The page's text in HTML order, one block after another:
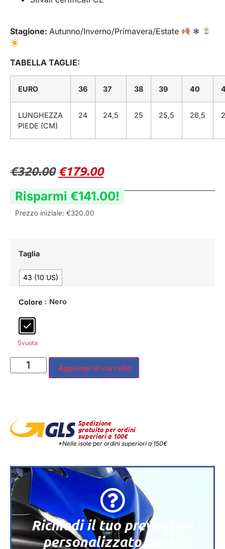
Stagione: Autunno/Inverno/Primavera/Estate ❄
TABELLA TAGLIE:
EURO 36 37 38 39 40
LUNGHEZZA
PIEDE (CM)
24 24,5 25 25,5 26,5
€320.00 €179.00
Risparmi €141.00!
Prezzo iniziale: €320.00
Taglia
43 (10 US)
Colore : Nero
Svuota
Aggiungi al carrello
Spedizione
gratuita per ordini
superiori a 100€
*Nelle isole per ordini superiori a 150€
Richiedi il tuo preventivo
personalizzato senza